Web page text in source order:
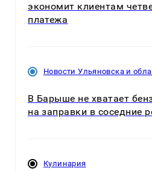
экономит клиентам
платежа
Новости Ульяновска и
В Барыше не хватает
на заправки в соседние
Кулинария